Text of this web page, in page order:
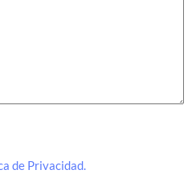
de Privacidad.